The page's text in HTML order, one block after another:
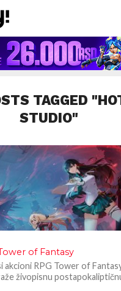
TAGGED
STUDIO"
of Fantasy
RPG Tower of
živopisnu